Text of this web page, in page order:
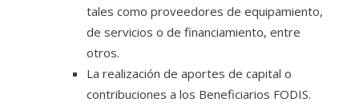
tales como proveedores de equipamiento,
de servicios o de financiamiento, entre
otros.
La realización de aportes de capital o
contribuciones a los Beneficiarios FODIS.